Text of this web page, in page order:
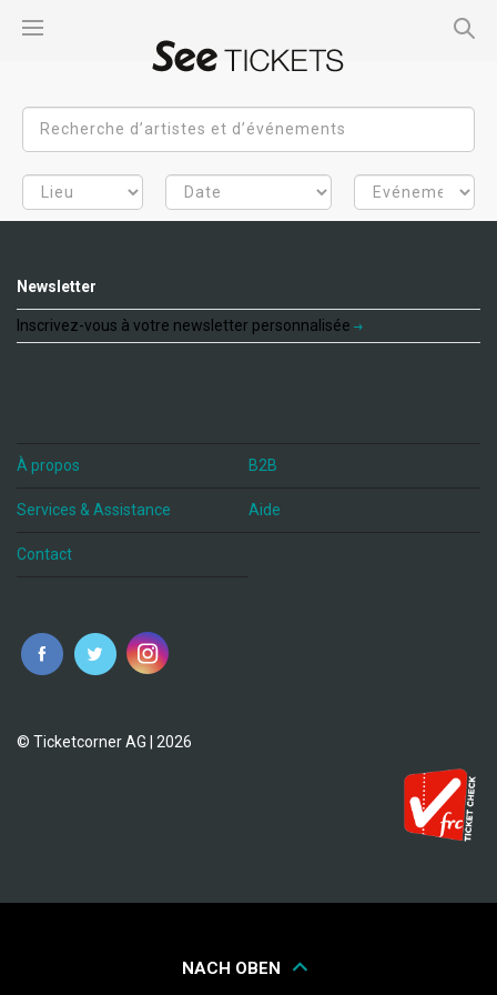
Newsletter
Inscrivez-vous à votre newsletter personnalisée
À propos B2B
Services & Assistance Aide
Contact
fr
© Ticketcorner AG | 2026
NACH OBEN